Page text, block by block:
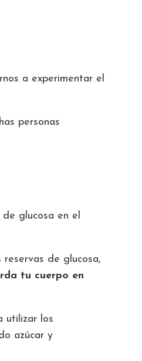
a experimentar el
personas
glucosa en el
de glucosa,
tu cuerpo en
utilizar los
azúcar y